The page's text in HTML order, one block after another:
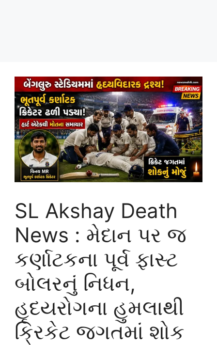
SL Akshay Death
News : મેદાન પર જ
કર્ણાટકના પૂર્વ ફાસ્ટ
બોલરનું નિધન,
હૃદયરોગના હુમલાથી
ક્રિકેટ જગતમાં શોક